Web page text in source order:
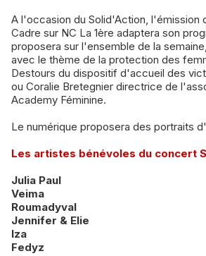
A l'occasion du Solid'Action, l'émission
Cadre sur NC La 1ère adaptera son
proposera sur l'ensemble de la
avec le thème de la protection des
Destours du dispositif d'accueil des
ou Coralie Bretegnier directrice de
Academy Féminine.
Le numérique proposera des portraits
Les artistes bénévoles du concert
Julia Paul
Veima
Roumadyval
Jennifer & Elie
Iza
Fedyz